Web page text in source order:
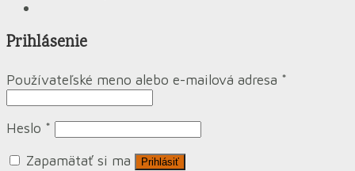
Prihlásenie
Používateľské meno alebo e-mailová adresa *
Heslo *
Zapamätať si ma
Prihlásiť